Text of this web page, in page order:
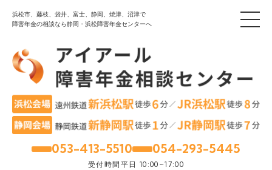
浜松市、藤枝、袋井、富士、静岡、焼津、沼津で
障害年金の相談なら静岡・浜松障害年金センターへ
053-413-5510 054-293-5445
受付時間 平日 10:00~17:00